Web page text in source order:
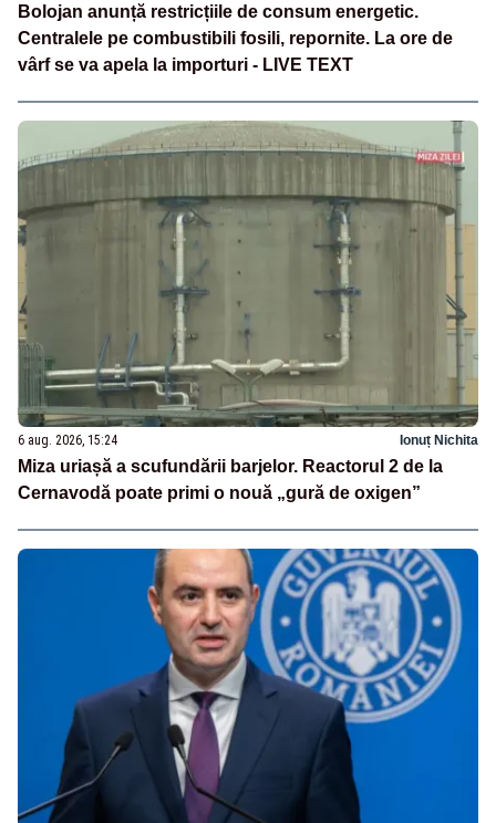
Bolojan anunță restricțiile de consum energetic.
Centralele pe combustibili fosili, repornite. La ore de
vârf se va apela la importuri - LIVE TEXT
6 aug. 2026, 15:24 Ionuț Nichita
Miza uriașă a scufundării barjelor. Reactorul 2 de la
Cernavodă poate primi o nouă „gură de oxigen”